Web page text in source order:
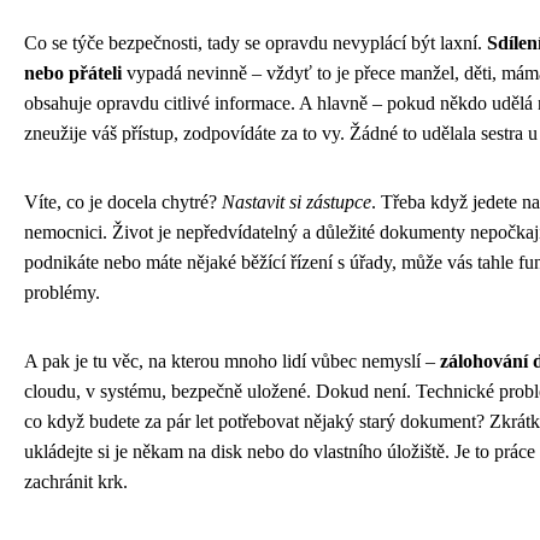
Co se týče bezpečnosti, tady se opravdu nevyplácí být laxní.
nebo přáteli vypadá nevinně – vždyť to je přece manžel, děti,
obsahuje opravdu citlivé informace. A hlavně – pokud někdo
zneužije váš přístup, zodpovídáte za to vy. Žádné to udělala sestra
Víte, co je docela chytré? Nastavit si zástupce. Třeba když jedete
nemocnici. Život je nepředvídatelný a důležité dokumenty
podnikáte nebo máte nějaké běžící řízení s úřady, může vás tahle
problémy.
A pak je tu věc, na kterou mnoho lidí vůbec nemyslí – zálohování
cloudu, v systému, bezpečně uložené. Dokud není. Technické
co když budete za pár let potřebovat nějaký starý dokument?
ukládejte si je někam na disk nebo do vlastního úložiště. Je to
zachránit krk.